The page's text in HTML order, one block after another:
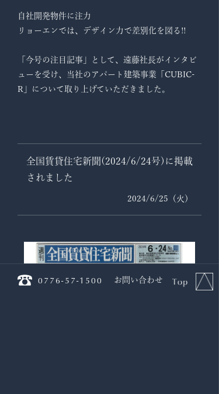
0776-57-1500 お問い合わせ
自社開発物件に注力
リョーエンでは、デザイン力で差別化を図る!!
「今号の注目記事」として、遠藤社長がインタビ
ューを受け、当社のアパート建築事業「CUBIC-
R」について取り上げていただきました。
全国賃貸住宅新聞(2024/6/24号)に掲載
されました
2024/6/25（火）